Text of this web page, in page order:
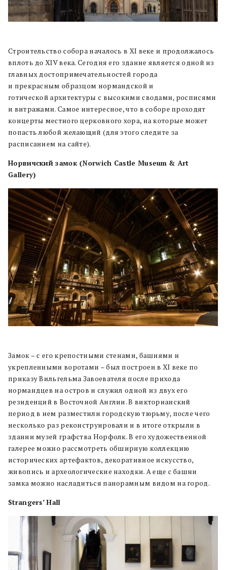
Строительство собора началось в XI веке и продолжалось
вплоть до XIV века. Сегодня его здание является одной из
главных достопримечательностей города
и прекрасным образцом нормандской и
готической архитектуры с высокими сводами, росписями
и витражами. Самое интересное, что в соборе проходят
концерты местного церковного хора, на которые может
попасть любой желающий (для этого следите за
расписанием на сайте).
Норвичский замок (Norwich Castle Museum & Art
Gallery)
Замок – с его крепостными стенами, башнями и
укрепленными воротами – был построен в XI веке по
приказу Вильгельма Завоевателя после прихода
нормандцев на остров и служил одной из двух его
резиденций в Восточной Англии. В викторианский
период в нем разместили городскую тюрьму, после чего
несколько раз реконструировали и в итоге открыли в
здании музей графства Норфолк. В его художественной
галерее можно рассмотреть обширную коллекцию
исторических артефактов, декоративное искусство,
живопись и археологические находки. А еще с башни
замка можно насладиться панорамным видом на город.
Strangers’ Hall